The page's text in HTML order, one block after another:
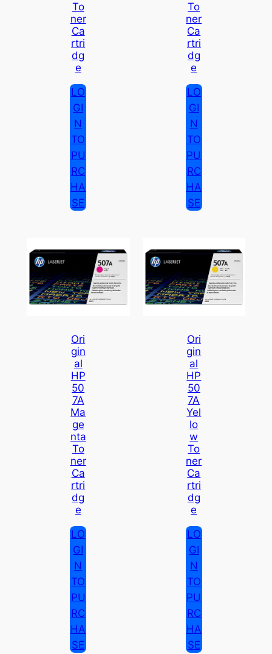
To
Ner
Ca
Rtri
Dg
E
LO
GI
N
TO
PU
RC
HA
SE
To
Ner
Ca
Rtri
Dg
E
LO
GI
N
TO
PU
RC
HA
SE
Ori
Gin
Al
HP
50
7A
Ma
Ge
Nta
To
Ner
Ca
Rtri
Dg
E
LO
GI
N
TO
PU
RC
HA
SE
Ori
Gin
Al
HP
50
7A
Yel
Lo
W
To
Ner
Ca
Rtri
Dg
E
LO
GI
N
TO
PU
RC
HA
SE